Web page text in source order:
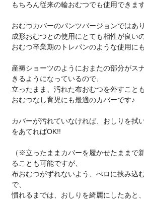
もちろん従来の輪おむつでも使用できます
おむつカバーのパンツバージョンではあり
成形おむつとの使用にとても相性が良いの
おむつ卒業期のトレパンのような使用に
産褥ショーツのようにおまたの部分がス
きるようになっているので、
立ったまま、汚れた布おむつを外すこと
おむつなし育児にも最適のカバーです♪
カバーが汚れていなければ、おしりを拭
をあてればOK!!
（※立ったままカバーを履かせたままで
ることも可能ですが、
布おむつがずれないよう、べロに挟み込
で、
慣れるまでは、おしりを綺麗にしたあと